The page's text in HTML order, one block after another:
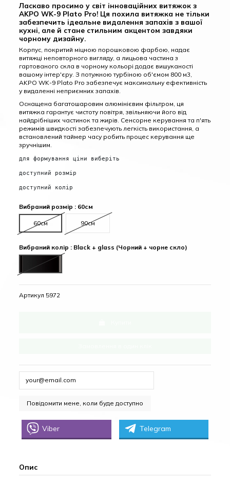
Ласкаво просимо у світ інноваційних витяжок з
AKPO WK-9 Plato Pro! Ця похила витяжка не тільки
забезпечить ідеальне видалення запахів з вашої
кухні, але й стане стильним акцентом завдяки
чорному дизайну.
Корпус, покритий міцною порошковою фарбою, надає
витяжці неповторного вигляду, а лицьова частина з
гартованого скла в чорному кольорі додає вишуканості
вашому інтер'єру. З потужною турбіною об'ємом 800 м3,
AKPO WK-9 Plato Pro забезпечує максимальну ефективність
у видаленні неприємних запахів.
Оснащена багатошаровим алюмінієвим фільтром, ця
витяжка гарантує чистоту повітря, звільняючи його від
найдрібніших частинок та жирів. Сенсорне керування та п'ять
режимів швидкості забезпечують легкість використання, а
встановлений таймер часу робить процес керування ще
зручнішим.
для формування ціни виберіть
доступний розмір
доступний колір
Вибраний розмір : 60см
60см 90см
Вибраний колір : Black + glass (Чорний + чорне скло)
Black + glass (Чорний + чорне скло)
Артикул 5972
Viber Telegram
Опис